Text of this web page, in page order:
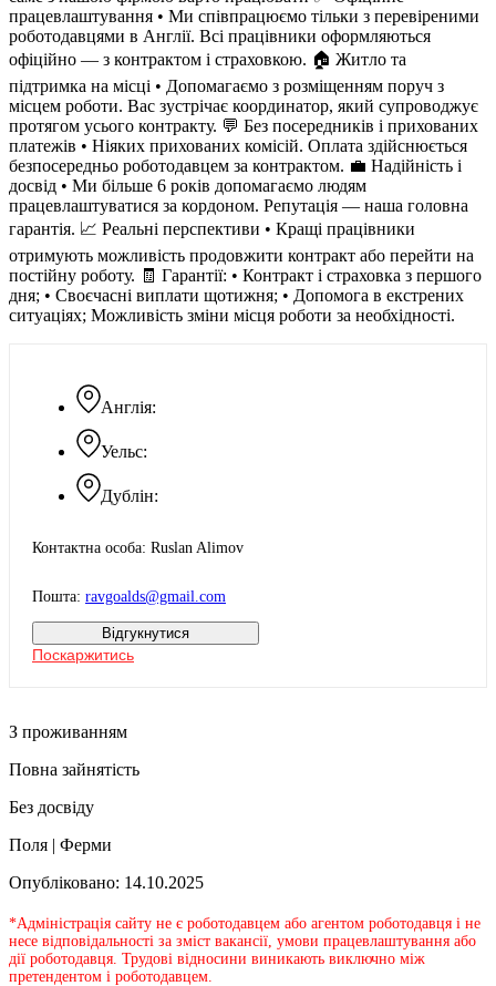
Англія:
Уельс:
Дублін:
Контактна особа: Ruslan Alimov
Пошта: ravgoalds@gmail.com
Відгукнутися
Поскаржитись
працевлаштування • Ми співпрацюємо тільки з перевіреними
роботодавцями в Англії. Всі працівники оформляються
офіційно — з контрактом і страховкою. 🏠 Житло та
підтримка на місці • Допомагаємо з розміщенням поруч з
місцем роботи. Вас зустрічає координатор, який супроводжує
протягом усього контракту. 💬 Без посередників і прихованих
платежів • Ніяких прихованих комісій. Оплата здійснюється
безпосередньо роботодавцем за контрактом. 💼 Надійність і
досвід • Ми більше 6 років допомагаємо людям
працевлаштуватися за кордоном. Репутація — наша головна
гарантія. 📈 Реальні перспективи • Кращі працівники
отримують можливість продовжити контракт або перейти на
постійну роботу. 🧾 Гарантії: • Контракт і страховка з першого
дня; • Своєчасні виплати щотижня; • Допомога в екстрених
ситуаціях; Можливість зміни місця роботи за необхідності.
З проживанням
Повна зайнятість
Без досвіду
Поля | Ферми
Опубліковано: 14.10.2025
*Адміністрація сайту не є роботодавцем або агентом роботодавця і не
несе відповідальності за зміст вакансії, умови працевлаштування або
дії роботодавця. Трудові відносини виникають виключно між
претендентом і роботодавцем.